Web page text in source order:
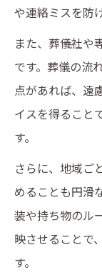
や連絡ミスを防
また、葬儀社や
です。葬儀の流
点があれば、遠
イスを得ること
す。
さらに、地域ご
めることも円滑
装や持ち物のル
映させることで
す。